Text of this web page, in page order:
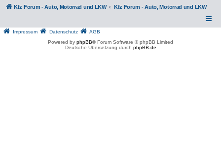
Kfz Forum - Auto, Motorrad und LKW Kfz Forum - Auto, Motorrad und LKW
Impressum Datenschutz
AGB
Powered by phpBB® Forum Software © phpBB Limited
Deutsche Übersetzung durch phpBB.de